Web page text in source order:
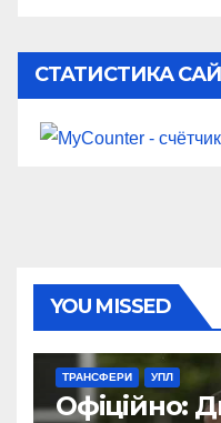
СТАТИСТИКА
YOU MISSED
ТРАНСФЕРИ УПЛ
Офіційно: